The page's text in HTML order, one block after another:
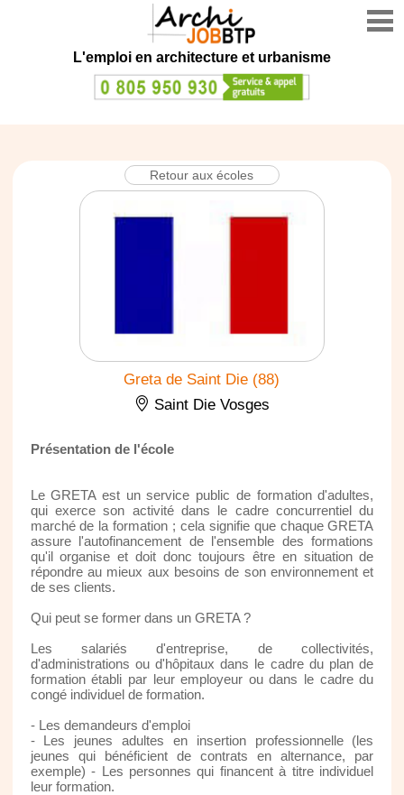
L'emploi en architecture et urbanisme
Retour aux écoles
Greta de Saint Die (88)
Saint Die Vosges
Présentation de l'école
Le GRETA est un service public de formation d'adultes,
qui exerce son activité dans le cadre concurrentiel du
marché de la formation ; cela signifie que chaque GRETA
assure l'autofinancement de l'ensemble des formations
qu'il organise et doit donc toujours être en situation de
répondre au mieux aux besoins de son environnement et
de ses clients.
Qui peut se former dans un GRETA ?
Les salariés d'entreprise, de collectivités,
d'administrations ou d'hôpitaux dans le cadre du plan de
formation établi par leur employeur ou dans le cadre du
congé individuel de formation.
- Les demandeurs d'emploi
- Les jeunes adultes en insertion professionnelle (les
jeunes qui bénéficient de contrats en alternance, par
exemple) - Les personnes qui financent à titre individuel
leur formation.